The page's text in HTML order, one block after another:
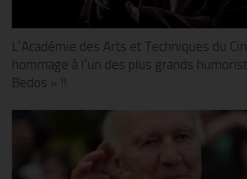
L’Académie des Arts et Techniques du
hommage à l’un des plus grands
Bedos » !!